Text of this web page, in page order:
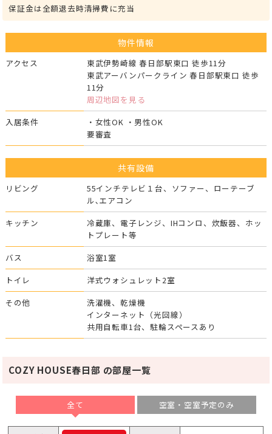
保証金は全額退去時清掃費に充当
物件情報
アクセス
東武伊勢崎線 春日部駅東口 徒歩11分
東武アーバンパークライン 春日部駅東口 徒歩
11分
周辺地図を見る
入居条件
・女性OK ・男性OK
要審査
共有設備
リビング
55インチテレビ１台、ソファー、ローテーブ
ル､エアコン
キッチン
冷蔵庫、電子レンジ、IHコンロ、炊飯器、ホッ
トプレート等
バス
浴室1室
トイレ
洋式ウォシュレット2室
その他
洗濯機、乾燥機
インターネット（光回線）
共用自転車1台、駐輪スペースあり
COZY HOUSE春日部 の部屋一覧
全て 空室・空室予定のみ